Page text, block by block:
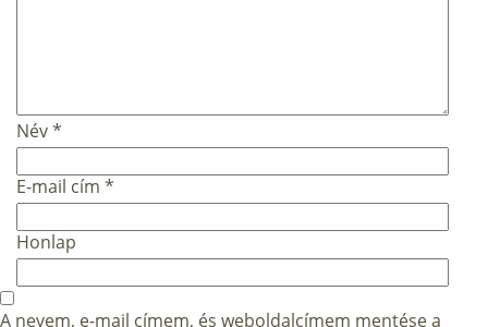
Név*
E-mail cím *
Honlap
A nevem, e-mail címem, és weboldalcímem mentése a